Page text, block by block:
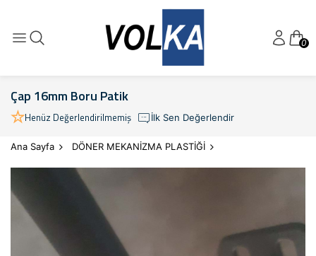
0
Çap 16mm Boru Patik
Henüz Değerlendirilmemiş İlk Sen Değerlendir
Ana Sayfa DÖNER MEKANİZMA PLASTİĞİ